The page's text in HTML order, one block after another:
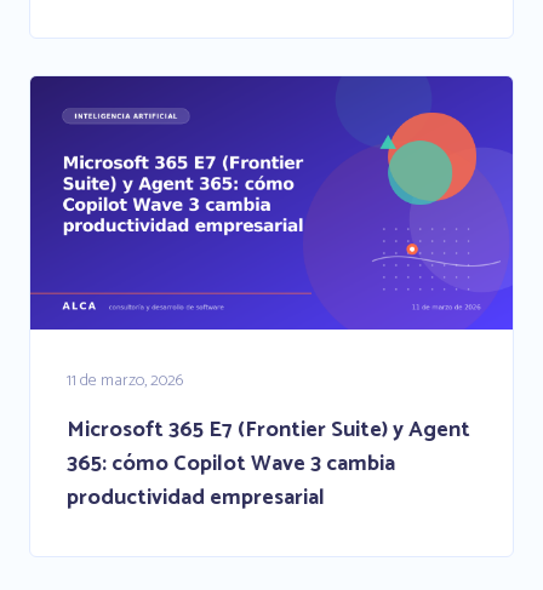
11 de marzo, 2026
Microsoft 365 E7 (Frontier Suite) y Agent
365: cómo Copilot Wave 3 cambia
productividad empresarial